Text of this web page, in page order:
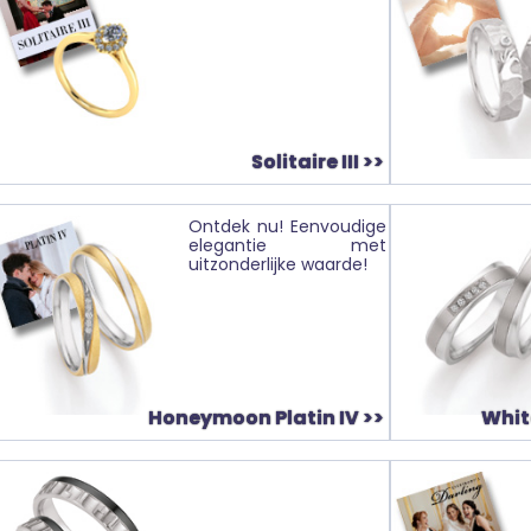
Solitaire III >>
Ontdek nu! Eenvoudige
elegantie met
uitzonderlijke waarde!
Honeymoon Platin IV >>